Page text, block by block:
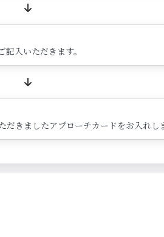
入いただきます。
だきましたアプローチカードをお入れし